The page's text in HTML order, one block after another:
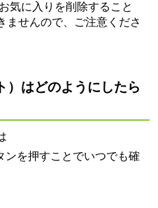
気に入りを削除すること
ませんので、ご注意くださ
）はどのようにしたら
ンを押すことでいつでも確